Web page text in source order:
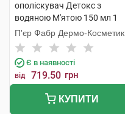
ополіскувач Детокс з
водяною М'ятою 150 мл 1
туба
П'єр Фабр Дермо-Косметик
Є в наявності
від 719.50 грн
КУПИТИ